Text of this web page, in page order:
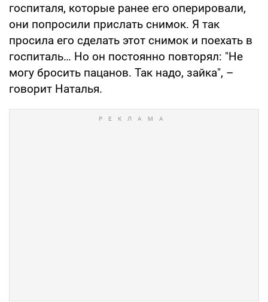
госпиталя, которые ранее его оперировали,
они попросили прислать снимок. Я так
просила его сделать этот снимок и поехать в
госпиталь… Но он постоянно повторял: "Не
могу бросить пацанов. Так надо, зайка", –
говорит Наталья.